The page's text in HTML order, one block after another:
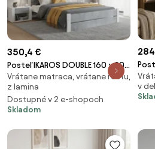
350,4 €
Posteľ IKAROS DOUBLE 160 x 200
cm, betón/biela Rošt: S
lamelovým roštom, Matrac:
Matrac SOMMERA 18 cm
Vrátane matraca, vrátane roštu,
z lamina
Dostupné v 2 e-shopoch
Skladom
10
v